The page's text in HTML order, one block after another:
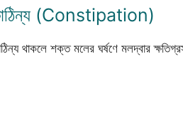
(Constipation)
থাকলে শক্ত মলের ঘর্ষণে মলদ্বার